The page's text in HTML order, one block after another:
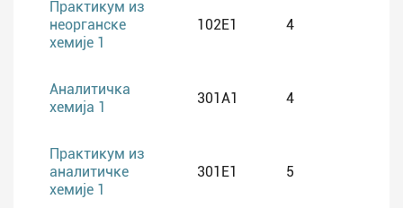
извођење часа према задатим
циљевима и на задатом садржају, као
праксе и предузимање активности за
хемије;
разумевање педагошке улоге праћења
и процењивања ученичких
Практикум из
неорганске
хемије 1
102E1 4
Аналитичка
хемија 1
301A1 4
Практикум из
аналитичке
хемије 1
301E1 5